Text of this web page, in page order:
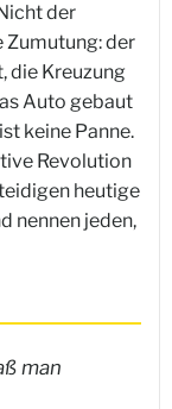
der
Zumutung: der
die Kreuzung
Auto gebaut
keine Panne.
Revolution
heutige
nennen jeden,
man